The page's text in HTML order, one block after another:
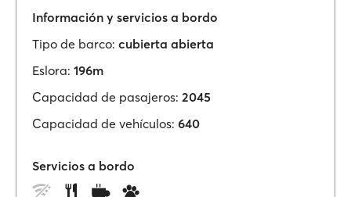
Información y servicios a bordo
Tipo de barco: cubierta abierta
Eslora: 196m
Capacidad de pasajeros: 2045
Capacidad de vehículos: 640
Servicios a bordo